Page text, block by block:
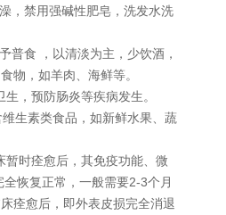
禁用强碱性肥皂，洗发水洗
食 ，以清淡为主，少饮酒，
物，如羊肉、海鲜等。
，预防肠炎等疾病发生。
素类食品，如新鲜水果、蔬
时痊愈后，其免疫功能、微
恢复正常，一般需要2-3个月
痊愈后，即外表皮损完全消退